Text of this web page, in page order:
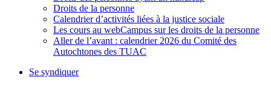
Droits de la personne
Calendrier d’activités liées à la justice sociale
Les cours au webCampus sur les droits de la personne
Aller de l’avant : calendrier 2026 du Comité des
Autochtones des TUAC
Se syndiquer